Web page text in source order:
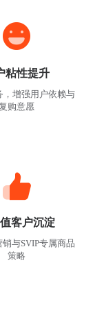
粘性提升
，增强用户依赖与
购意愿
客户沉淀
与SVIP专属商品
策略